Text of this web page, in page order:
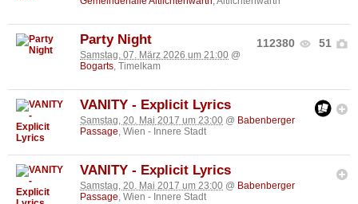
112380 51
Party Night
Samstag, 07. März 2026 um 21:00 @
Bogarts , Timelkam
VANITY - Explicit Lyrics
Samstag, 20. Mai 2017 um 23:00 @ Babenberger
Passage , Wien - Innere Stadt
VANITY - Explicit Lyrics
Samstag, 20. Mai 2017 um 23:00 @ Babenberger
Passage , Wien - Innere Stadt